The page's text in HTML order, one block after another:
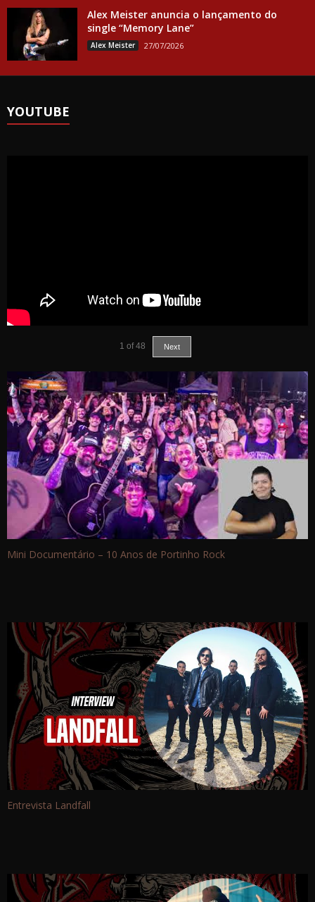
Alex Meister anuncia o lançamento do
single “Memory Lane”
Alex Meister 27/07/2026
YOUTUBE
1 of 48 Next
Mini Documentário – 10 Anos de Portinho Rock
Entrevista Landfall